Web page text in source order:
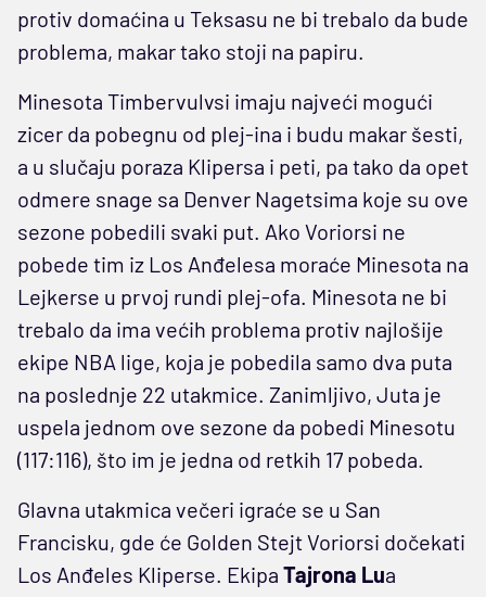
protiv domaćina u Teksasu ne bi trebalo da bude
problema, makar tako stoji na papiru.
Minesota Timbervulvsi imaju najveći mogući
zicer da pobegnu od plej-ina i budu makar šesti,
a u slučaju poraza Klipersa i peti, pa tako da opet
odmere snage sa Denver Nagetsima koje su ove
sezone pobedili svaki put. Ako Voriorsi ne
pobede tim iz Los Anđelesa moraće Minesota na
Lejkerse u prvoj rundi plej-ofa. Minesota ne bi
trebalo da ima većih problema protiv najlošije
ekipe NBA lige, koja je pobedila samo dva puta
na poslednje 22 utakmice. Zanimljivo, Juta je
uspela jednom ove sezone da pobedi Minesotu
(117:116), što im je jedna od retkih 17 pobeda.
Glavna utakmica večeri igraće se u San
Francisku, gde će Golden Stejt Voriorsi dočekati
Los Anđeles Kliperse. Ekipa Tajrona Lua